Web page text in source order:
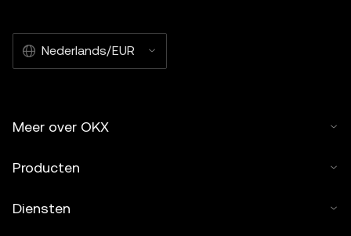
Nederlands/EUR
Meer over OKX
Producten
Diensten